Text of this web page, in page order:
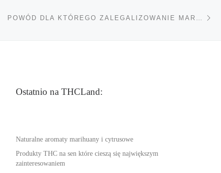
Ostatnio na THCLand:
Naturalne aromaty marihuany i cytrusowe
Produkty THC na sen które cieszą się największym
zainteresowaniem